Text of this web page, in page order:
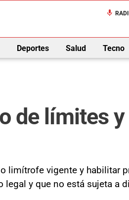
mic
Deportes Salud Tecno
de límites y
limítrofe vigente y habilitar
legal y que no está sujeta a